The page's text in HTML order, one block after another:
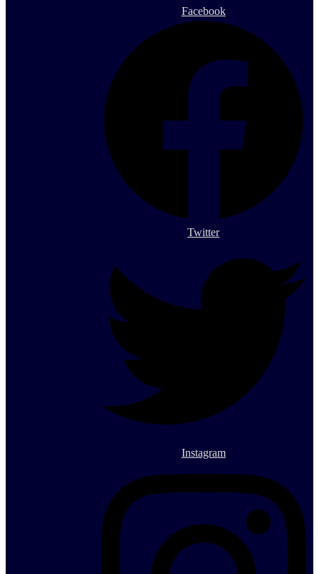
Facebook
Twitter
Instagram